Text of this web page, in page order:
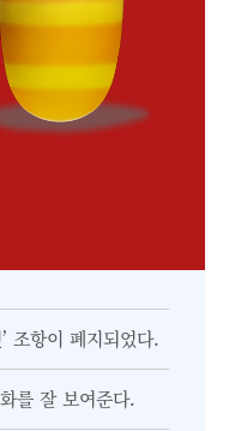
조항이 폐지되었다.
를 잘 보여준다.